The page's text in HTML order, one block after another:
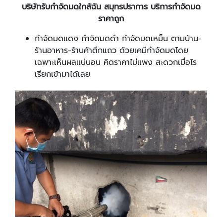
บริษัทรับกำจัดมดใกล้ฉัน สมุทรปราการ บริการกำจัดมด
ราคาถูก
กำจัดมดแดง กำจัดมดดำ กำจัดมดเหม็น ตามบ้าน-
ร้านอาหาร-ร้านค้าตึกแถว ด้วยเคมีกำจัดมดโดย
เฉพาะเห็นผลแน่นอน คิดราคาไม่แพง สะดวกเมื่อไร
เรียกเข้ามาได้เลย